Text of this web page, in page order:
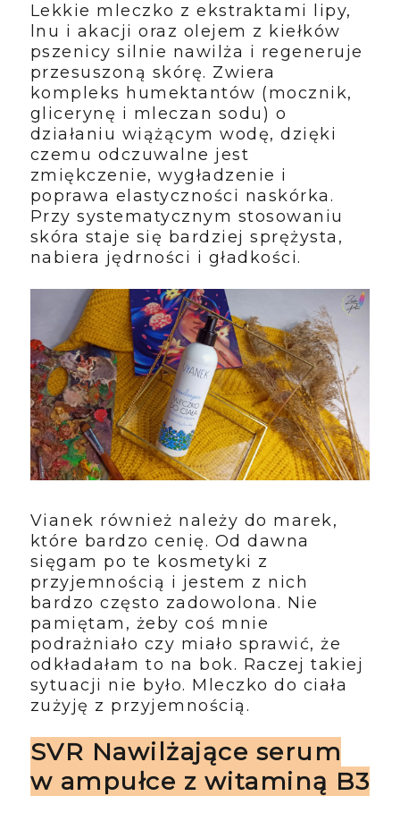
Lekkie mleczko z ekstraktami lipy,
lnu i akacji oraz olejem z kiełków
pszenicy silnie nawilża i regeneruje
przesuszoną skórę. Zwiera
kompleks humektantów (mocznik,
glicerynę i mleczan sodu) o
działaniu wiążącym wodę, dzięki
czemu odczuwalne jest
zmiękczenie, wygładzenie i
poprawa elastyczności naskórka.
Przy systematycznym stosowaniu
skóra staje się bardziej sprężysta,
nabiera jędrności i gładkości.
Vianek również należy do marek,
które bardzo cenię. Od dawna
sięgam po te kosmetyki z
przyjemnością i jestem z nich
bardzo często zadowolona. Nie
pamiętam, żeby coś mnie
podrażniało czy miało sprawić, że
odkładałam to na bok. Raczej takiej
sytuacji nie było. Mleczko do ciała
zużyję z przyjemnością.
SVR Nawilżające serum
w ampułce z witaminą B3